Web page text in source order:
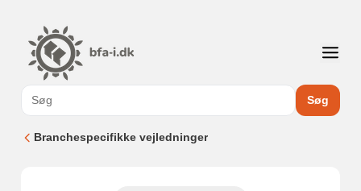
Søg
Branchespecifikke vejledninger